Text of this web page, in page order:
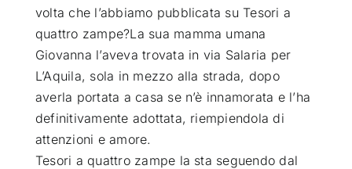
SEMPRE CON ME
volta che l’abbiamo pubblicata su Tesori a
quattro zampe?La sua mamma umana
Giovanna l’aveva trovata in via Salaria per
L’Aquila, sola in mezzo alla strada, dopo
averla portata a casa se n’è innamorata e l’ha
definitivamente adottata, riempiendola di
attenzioni e amore.
Tesori a quattro zampe la sta seguendo dal